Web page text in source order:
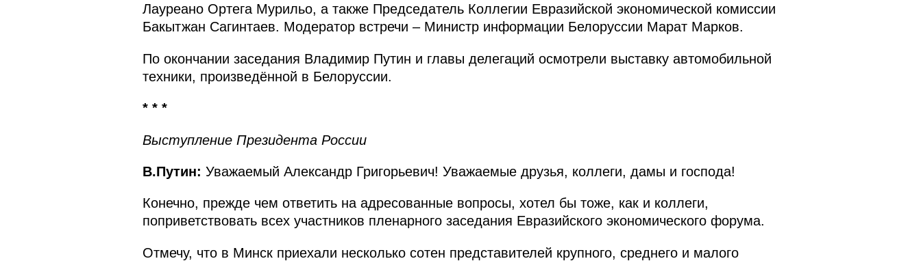
Лауреано Ортега Мурильо, а также Председатель Коллегии Евразийской экономической комиссии
Бакытжан Сагинтаев. Модератор встречи – Министр информации Белоруссии Марат Марков.
По окончании заседания Владимир Путин и главы делегаций осмотрели выставку автомобильной
техники, произведённой в Белоруссии.
* * *
Выступление Президента России
В.Путин: Уважаемый Александр Григорьевич! Уважаемые друзья, коллеги, дамы и господа!
Конечно, прежде чем ответить на адресованные вопросы, хотел бы тоже, как и коллеги,
поприветствовать всех участников пленарного заседания Евразийского экономического форума.
Отмечу, что в Минск приехали несколько сотен представителей крупного, среднего и малого